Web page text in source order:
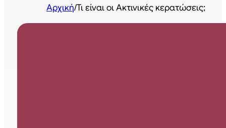
Αρχική/Τι είναι οι Ακτινικές κερατώσεις;